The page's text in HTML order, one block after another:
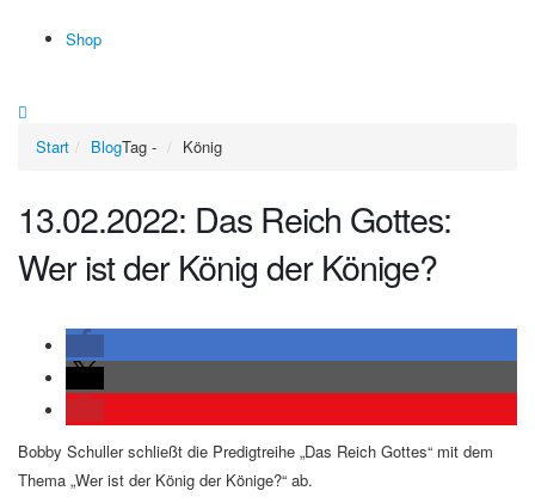
Shop
Start BlogTag - König
13.02.2022: Das Reich Gottes:
Wer ist der König der Könige?
Bobby Schuller schließt die Predigtreihe „Das Reich Gottes“ mit dem
Thema „Wer ist der König der Könige?“ ab.